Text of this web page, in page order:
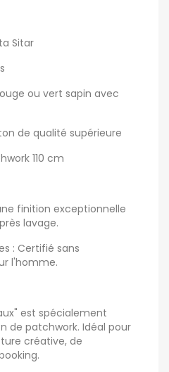
Sitar
ou vert sapin avec
de qualité supérieure
110 cm
finition exceptionnelle
lavage.
: Certifié sans
l'homme.
est spécialement
de patchwork. Idéal pour
créative, de